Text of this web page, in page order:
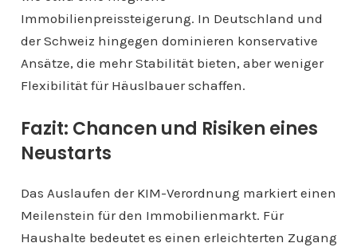
Immobilienpreissteigerung. In Deutschland und
der Schweiz hingegen dominieren konservative
Ansätze, die mehr Stabilität bieten, aber weniger
Flexibilität für Häuslbauer schaffen.
Fazit: Chancen und Risiken eines
Neustarts
Das Auslaufen der KIM-Verordnung markiert einen
Meilenstein für den Immobilienmarkt. Für
Haushalte bedeutet es einen erleichterten Zugang